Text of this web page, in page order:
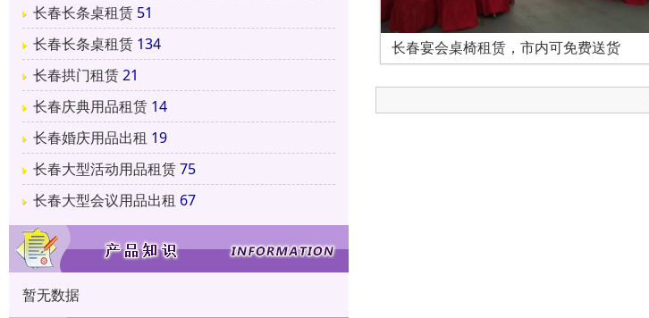
长春长条桌租赁 51
长春长条桌租赁 134
长春拱门租赁21
长春庆典用品租赁 14
长春婚庆用品出租 19
长春大型活动用品租赁75
长春大型会议用品出租 67
暂无数据
长春宴会桌椅租赁，市内可免费送货